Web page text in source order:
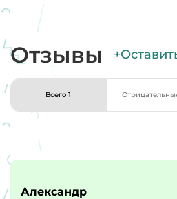
Отзывы
Всего 1
Александр